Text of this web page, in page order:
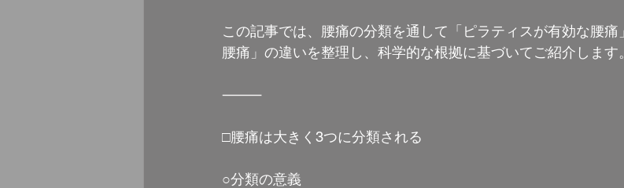
この記事では、腰痛の分類を通して「ピラティスが有効な腰痛
腰痛」の違いを整理し、科学的な根拠に基づいてご紹介します。
⸻
□腰痛は大きく3つに分類される
○分類の意義